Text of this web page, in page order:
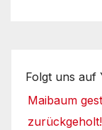
Folgt uns auf
Maibaum
zurückgeholt!